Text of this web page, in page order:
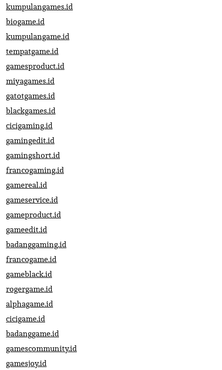
kumpulangames.id
biogame.id
kumpulangame.id
tempatgame.id
gamesproduct.id
miyagames.id
gatotgames.id
blackgames.id
cicigaming.id
gamingedit.id
gamingshort.id
francogaming.id
gamereal.id
gameservice.id
gameproduct.id
gameedit.id
badanggaming.id
francogame.id
gameblack.id
rogergame.id
alphagame.id
cicigame.id
badanggame.id
gamescommunity.id
gamesjoy.id